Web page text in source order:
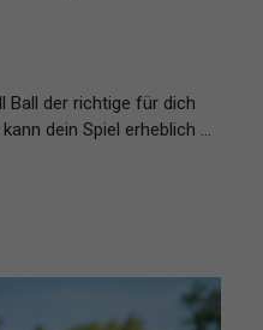
Ball der richtige für dich
dein Spiel erheblich …